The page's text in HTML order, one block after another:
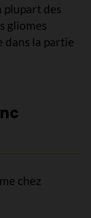
plupart des
gliomes
dans la partie
chez